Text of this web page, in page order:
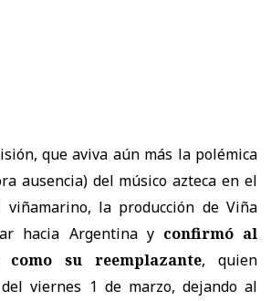
que aviva aún más la polémica
ausencia) del músico azteca en el
viñamarino, la producción de Viña
hacia Argentina y confirmó al
su reemplazante, quien
viernes 1 de marzo, dejando al